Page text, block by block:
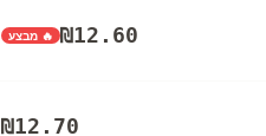
₪12.60 🔥 מבצע
₪12.70